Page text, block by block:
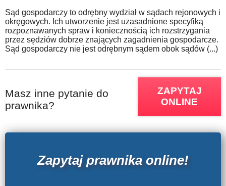
Sąd gospodarczy to odrębny wydział w sądach rejonowych i
okręgowych. Ich utworzenie jest uzasadnione specyfiką
rozpoznawanych spraw i koniecznością ich rozstrzygania
przez sędziów dobrze znających zagadnienia gospodarcze.
Sąd gospodarczy nie jest odrębnym sądem obok sądów (...)
Masz inne pytanie do
prawnika?
ZAPYTAJ
ONLINE
Zapytaj prawnika online!